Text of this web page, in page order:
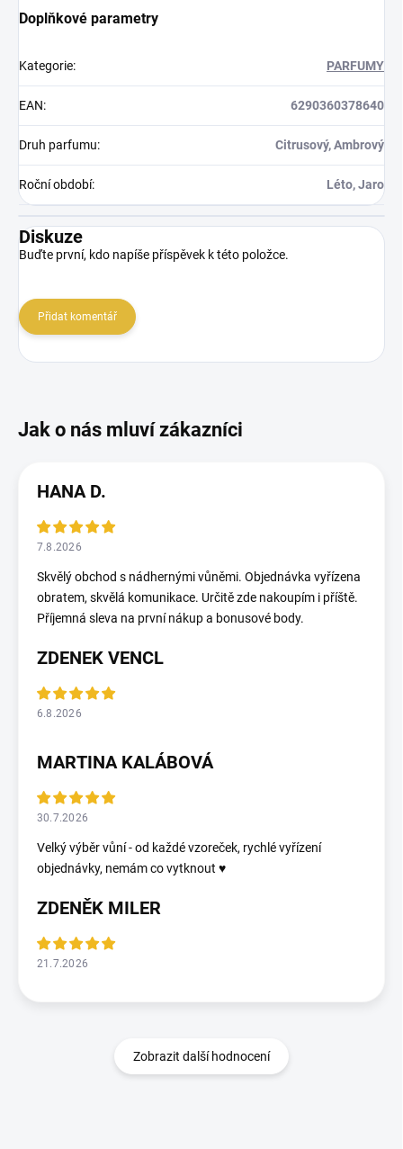
Doplňkové parametry
Kategorie: PARFUMY
EAN: 6290360378640
Druh parfumu: Citrusový, Ambrový
Roční období: Léto, Jaro
Diskuze
Buďte první, kdo napíše příspěvek k této položce.
Přidat komentář
HANA D.
7.8.2026
Skvělý obchod s nádhernými vůněmi. Objednávka vyřízena
obratem, skvělá komunikace. Určitě zde nakoupím i příště.
Příjemná sleva na první nákup a bonusové body.
ZDENEK VENCL
6.8.2026
MARTINA KALÁBOVÁ
30.7.2026
Velký výběr vůní - od každé vzoreček, rychlé vyřízení
objednávky, nemám co vytknout ♥️
ZDENĚK MILER
21.7.2026
Zobrazit další hodnocení